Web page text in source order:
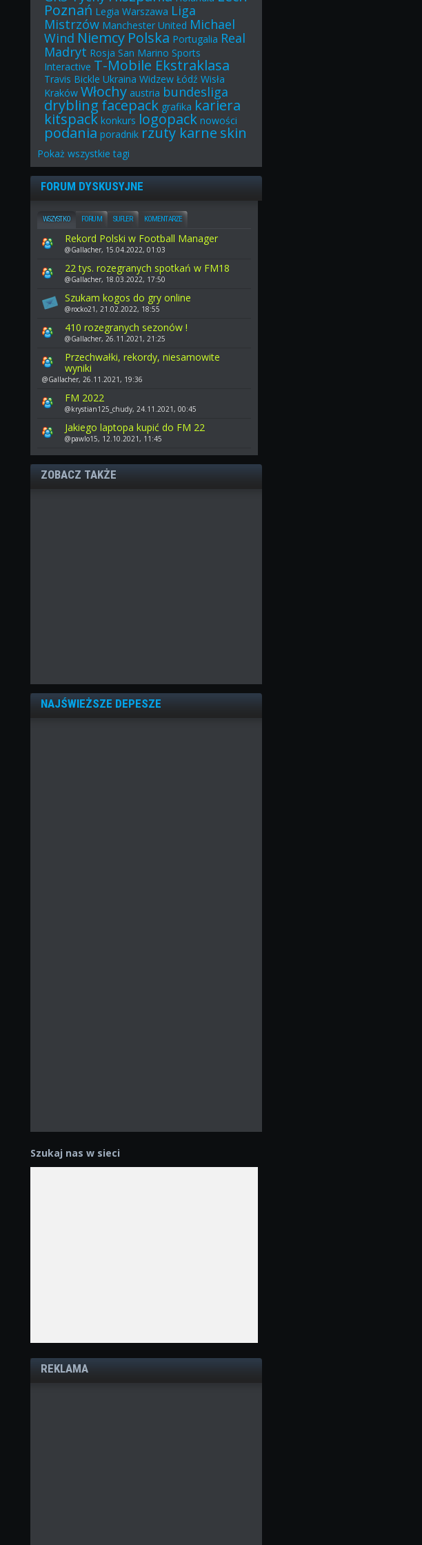
Poznań Legia Warszawa Liga
Mistrzów Manchester United Michael
Wind Niemcy Polska Portugalia Real
Madryt Rosja San Marino Sports
Interactive T-Mobile Ekstraklasa
Travis Bickle Ukraina Widzew Łódź Wisła
Kraków Włochy austria bundesliga
drybling facepack grafika kariera
kitspack konkurs logopack nowości
podania poradnik rzuty karne skin
Pokaż wszystkie tagi
FORUM DYSKUSYJNE
WSZYSTKO FORUM SUFLER KOMENTARZE
Rekord Polski w Football Manager
@Gallacher, 15.04.2022, 01:03
22 tys. rozegranych spotkań w FM18
@Gallacher, 18.03.2022, 17:50
Szukam kogos do gry online
@rocko21, 21.02.2022, 18:55
410 rozegranych sezonów !
@Gallacher, 26.11.2021, 21:25
Przechwałki, rekordy, niesamowite
wyniki
@Gallacher, 26.11.2021, 19:36
FM 2022
@krystian125_chudy, 24.11.2021, 00:45
Jakiego laptopa kupić do FM 22
@pawlo15, 12.10.2021, 11:45
ZOBACZ TAKŻE
NAJŚWIEŻSZE DEPESZE
Szukaj nas w sieci
REKLAMA